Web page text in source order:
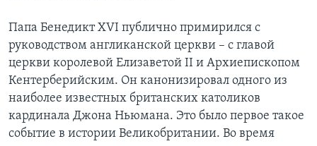
Папа Бенедикт XVI публично примирился с
руководством англиканской церкви – с главой
церкви королевой Елизаветой II и Архиепископом
Кентерберийским. Он канонизировал одного из
наиболее известных британских католиков
кардинала Джона Ньюмана. Это было первое такое
событие в истории Великобритании. Во время